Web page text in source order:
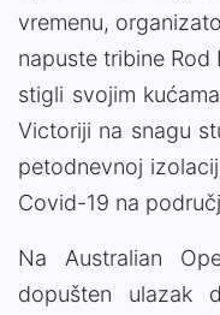
vremenu,
napuste tribine
stigli svojim
Victoriji na snagu
petodnevnoj
Covid-19 na
Na Australian
dopušten ulazak